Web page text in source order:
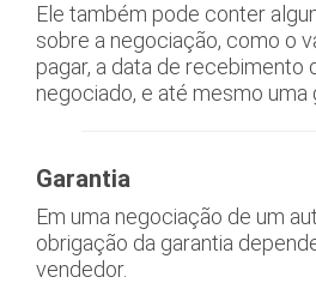
Ele também pode conter
sobre a negociação, como o
pagar, a data de recebimento
negociado, e até mesmo uma
Garantia
Em uma negociação de um
obrigação da garantia
vendedor.